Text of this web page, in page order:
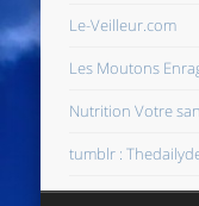
Le-Veilleur.com
Les Moutons
Nutrition Votre
tumblr :